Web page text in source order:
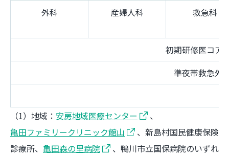
外科
産婦人科 救急科
初期研修医コア
準夜帯救急外
（1）地域： 安房地域医療センター
、
亀田ファミリークリニック館山
、新島村国民健康保険
診療所、 亀田森の里病院
、鴨川市立国保病院のいずれ